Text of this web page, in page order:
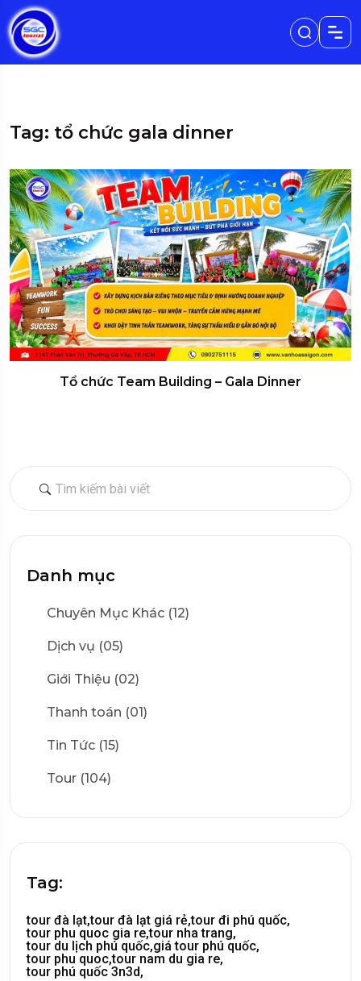
Danh mục
Chuyên Mục Khác (12)
Dịch vụ (05)
Giới Thiệu (02)
Thanh toán (01)
Tin Tức (15)
Tour (104)
Tag:
tour đà lạt,tour đà lạt giá rẻ,tour đi phú quốc,
tour phu quoc gia re,tour nha trang,
tour du lịch phú quốc,giá tour phú quốc,
tour phu quoc,tour nam du gia re,
tour phú quốc 3n3d,
Tag: tổ chức gala dinner
Tổ chức Team Building – Gala Dinner